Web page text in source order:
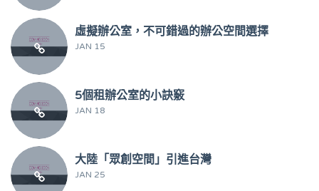
虛擬辦公室，不可錯過的辦公空間選擇
JAN 15
5個租辦公室的小訣竅
JAN 18
大陸「眾創空間」引進台灣
JAN 25